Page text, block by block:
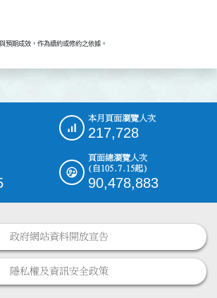
本月頁面瀏覽人次
217,728
頁面總瀏覽人次
(自105.7.15起)
90,478,883
政府網站資料開放宣告
隱私權及資訊安全政策